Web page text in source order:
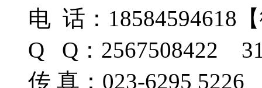
电 话：
Q Q：2567508422
传 真：023-6295 5226